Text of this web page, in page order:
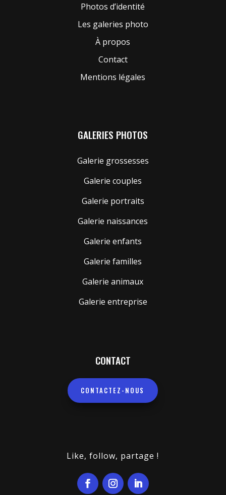
Photos d’identité
Les galeries photo
À propos
Contact
Mentions légales
GALERIES PHOTOS
Galerie grossesses
Galerie couples
Galerie portraits
Galerie naissances
Galerie enfants
Galerie familles
Galerie animaux
Galerie entreprise
CONTACT
CONTACTEZ-NOUS
Like, follow, partage !